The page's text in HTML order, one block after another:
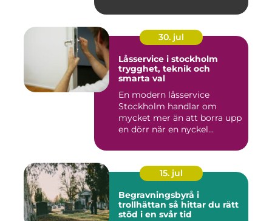
30. jul
Låsservice i stockholm
trygghet, teknik och
smarta val
En modern låsservice
Stockholm handlar om
mycket mer än att borra upp
en dörr när en nyckel
15. jul
Begravningsbyrå i
trollhättan så hittar du rätt
stöd i en svår tid